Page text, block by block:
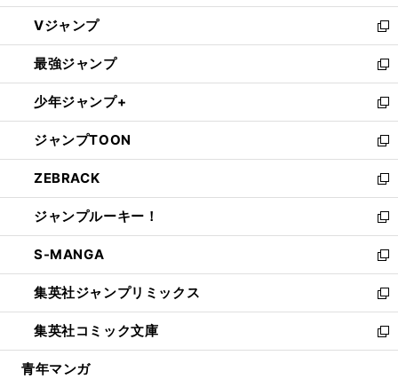
ウ
ィ
ン
ド
ウ
で
開
く
し
い
ウ
ィ
ン
ド
ウ
で
開
く
Vジャンプ
新
し
い
ウ
ィ
ン
ド
ウ
で
開
く
最強ジャンプ
新
し
い
ウ
ィ
ン
ド
ウ
で
開
く
少年ジャンプ+
新
し
い
ウ
ィ
ン
ド
ウ
で
開
く
ジャンプTOON
新
し
い
ウ
ィ
ン
ド
ウ
で
開
く
ZEBRACK
新
し
い
ウ
ィ
ン
ド
ウ
で
開
ジャンプルーキー！
新
し
い
ウ
ィ
ン
ド
ウ
S-MANGA
新
し
い
ウ
ィ
ン
集英社ジャンプリミックス
新
し
い
ウ
集英社コミック文庫
新
し
青年マンガ